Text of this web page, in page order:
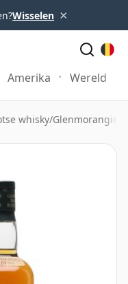
Wisselen ×
Amerika Wereld
whisky/Glenmorangie